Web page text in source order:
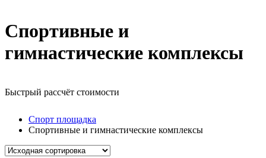
Спортивные и
гимнастические комплексы
Быстрый рассчёт стоимости
Спорт площадка
Спортивные и гимнастические комплексы